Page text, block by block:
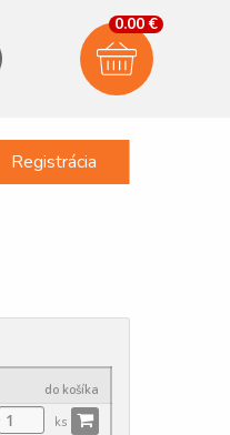
0.00 €
Registrácia
do košíka
ks